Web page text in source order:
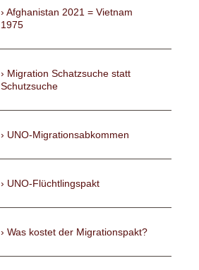
Afghanistan 2021 = Vietnam
1975
Migration Schatzsuche statt
Schutzsuche
UNO-Migrationsabkommen
UNO-Flüchtlingspakt
Was kostet der Migrationspakt?